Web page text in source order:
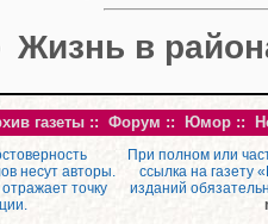
Жизнь в
газеты :: Форум :: Юмор ::
несут авторы.
точку
При полном или
ссылка на газету
изданий